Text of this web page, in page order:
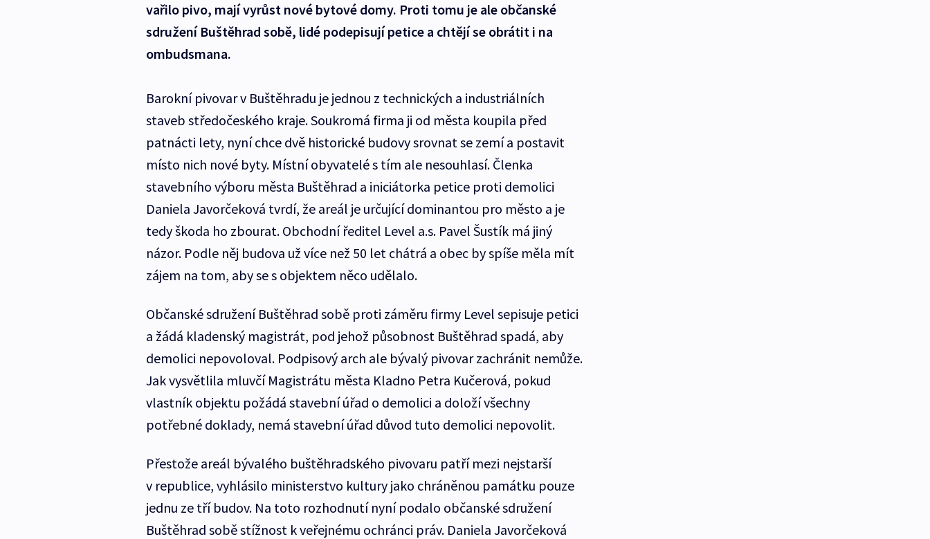
vařilo pivo, mají vyrůst nové bytové domy. Proti tomu je ale občanské
sdružení Buštěhrad sobě, lidé podepisují petice a chtějí se obrátit i na
ombudsmana.
Barokní pivovar v Buštěhradu je jednou z technických a industriálních
staveb středočeského kraje. Soukromá firma ji od města koupila před
patnácti lety, nyní chce dvě historické budovy srovnat se zemí a postavit
místo nich nové byty. Místní obyvatelé s tím ale nesouhlasí. Členka
stavebního výboru města Buštěhrad a iniciátorka petice proti demolici
Daniela Javorčeková tvrdí, že areál je určující dominantou pro město a je
tedy škoda ho zbourat. Obchodní ředitel Level a.s. Pavel Šustík má jiný
názor. Podle něj budova už více než 50 let chátrá a obec by spíše měla mít
zájem na tom, aby se s objektem něco udělalo.
Občanské sdružení Buštěhrad sobě proti záměru firmy Level sepisuje petici
a žádá kladenský magistrát, pod jehož působnost Buštěhrad spadá, aby
demolici nepovoloval. Podpisový arch ale bývalý pivovar zachránit nemůže.
Jak vysvětlila mluvčí Magistrátu města Kladno Petra Kučerová, pokud
vlastník objektu požádá stavební úřad o demolici a doloží všechny
potřebné doklady, nemá stavební úřad důvod tuto demolici nepovolit.
Přestože areál bývalého buštěhradského pivovaru patří mezi nejstarší
v republice, vyhlásilo ministerstvo kultury jako chráněnou památku pouze
jednu ze tří budov. Na toto rozhodnutí nyní podalo občanské sdružení
Buštěhrad sobě stížnost k veřejnému ochránci práv. Daniela Javorčeková